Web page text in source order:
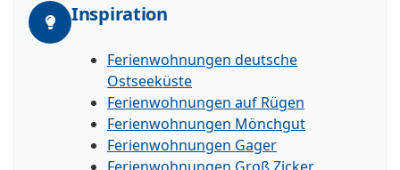
Inspiration
Ferienwohnungen deutsche
Ostseeküste
Ferienwohnungen auf Rügen
Ferienwohnungen Mönchgut
Ferienwohnungen Gager